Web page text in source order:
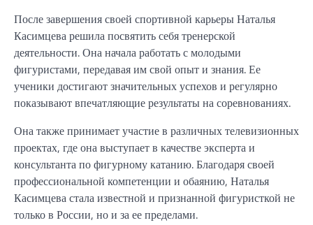
После завершения своей спортивной карьеры Наталья
Касимцева решила посвятить себя тренерской
деятельности. Она начала работать с молодыми
фигуристами, передавая им свой опыт и знания. Ее
ученики достигают значительных успехов и регулярно
показывают впечатляющие результаты на соревнованиях.
Она также принимает участие в различных телевизионных
проектах, где она выступает в качестве эксперта и
консультанта по фигурному катанию. Благодаря своей
профессиональной компетенции и обаянию, Наталья
Касимцева стала известной и признанной фигуристкой не
только в России, но и за ее пределами.